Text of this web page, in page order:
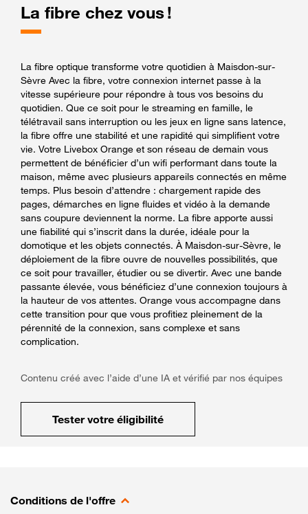
La fibre chez vous !
La fibre optique transforme votre quotidien à Maisdon-sur-
Sèvre Avec la fibre, votre connexion internet passe à la
vitesse supérieure pour répondre à tous vos besoins du
quotidien. Que ce soit pour le streaming en famille, le
télétravail sans interruption ou les jeux en ligne sans latence,
la fibre offre une stabilité et une rapidité qui simplifient votre
vie. Votre Livebox Orange et son réseau de demain vous
permettent de bénéficier d’un wifi performant dans toute la
maison, même avec plusieurs appareils connectés en même
temps. Plus besoin d’attendre : chargement rapide des
pages, démarches en ligne fluides et vidéo à la demande
sans coupure deviennent la norme. La fibre apporte aussi
une fiabilité qui s’inscrit dans la durée, idéale pour la
domotique et les objets connectés. À Maisdon-sur-Sèvre, le
déploiement de la fibre ouvre de nouvelles possibilités, que
ce soit pour travailler, étudier ou se divertir. Avec une bande
passante élevée, vous bénéficiez d’une connexion toujours à
la hauteur de vos attentes. Orange vous accompagne dans
cette transition pour que vous profitiez pleinement de la
pérennité de la connexion, sans complexe et sans
complication.
Contenu créé avec l’aide d’une IA et vérifié par nos équipes
Tester votre éligibilité
Conditions de l'offre